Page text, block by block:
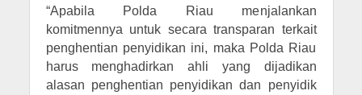
“Apabila Polda Riau menjalankan
komitmennya untuk secara transparan terkait
penghentian penyidikan ini, maka Polda Riau
harus menghadirkan ahli yang dijadikan
alasan penghentian penyidikan dan penyidik